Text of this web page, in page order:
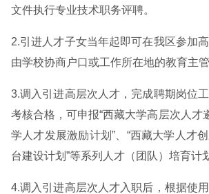
文件执行专业技术职务评聘。
2.引进人才子女当年起即可在我区参加
由学校协商户口或工作所在地的教育主
3.调入引进高层次人才，完成聘期岗位
考核合格，可申报“西藏大学高层次人才
学人才发展激励计划”、“西藏大学人才
台建设计划”等系列人才（团队）培育计
4.调入引进高层次人才入职后，根据使